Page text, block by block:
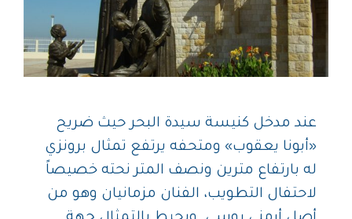
عند مدخل كنيسة سيدة البحر حيث ضريح
«أبونا يعقوب» ومتحفه يرتفع تمثال برونزي
له بارتفاع مترين ونصف المتر نحته خصيصاً
لاحتفال التطويب، الفنان مزمانيان وهو من